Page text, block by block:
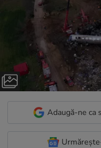
Adaugă-ne ca